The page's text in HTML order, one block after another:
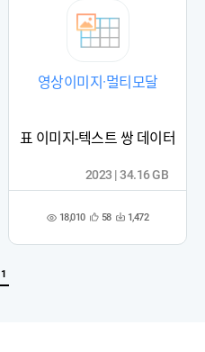
영상이미지·멀티모달
표 이미지-텍스트 쌍 데이터
조 18,010 관
록
58 다 1,472
2023 | 34.16 GB
1